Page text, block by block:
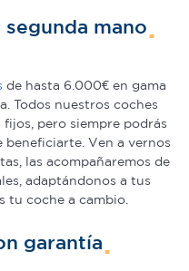
mano
de hasta 6.000€ en gama
Todos nuestros coches
pero siempre podrás
Ven a vernos
las acompañaremos de
adaptándonos a tus
tu coche a cambio.
garantía